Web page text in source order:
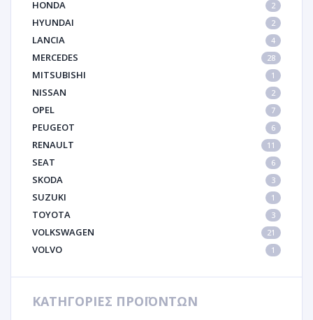
HONDA 2
HYUNDAI 2
LANCIA 4
MERCEDES 28
MITSUBISHI 1
NISSAN 2
OPEL 7
PEUGEOT 6
RENAULT 11
SEAT 6
SKODA 3
SUZUKI 1
TOYOTA 3
VOLKSWAGEN 21
VOLVO 1
ΚΑΤΗΓΟΡΙΕΣ ΠΡΟΪΟΝΤΩΝ